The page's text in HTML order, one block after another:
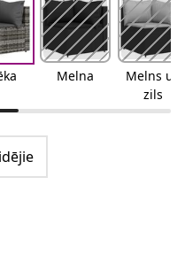
Melna
Melns un
zils